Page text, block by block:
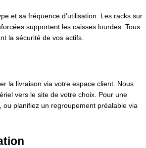
et sa fréquence d’utilisation. Les racks sur
supportent les caisses lourdes. Tous
la sécurité de vos actifs.
la livraison via votre espace client. Nous
vers le site de votre choix. Pour une
, ou planifiez un regroupement préalable via